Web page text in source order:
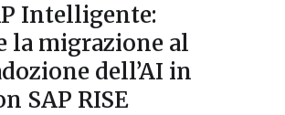
Intelligente:
la migrazione al
dell’AI in
SAP RISE